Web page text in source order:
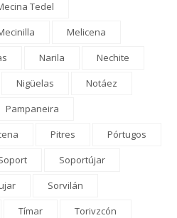
Tedel
Melicena
Narila
Nechite
Nigüelas
Notáez
Pampaneira
Pitres
Pórtugos
Soportújar
Sorvilán
Tímar
Torivzcón